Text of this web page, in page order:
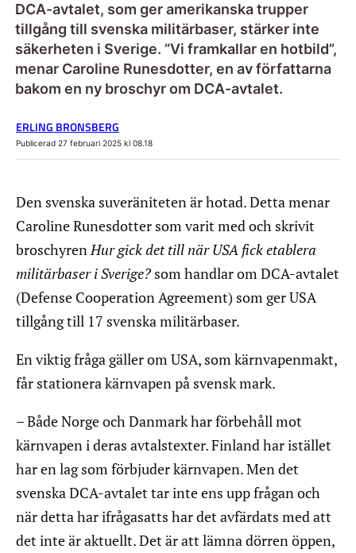
DCA-avtalet, som ger amerikanska trupper
tillgång till svenska militärbaser, stärker inte
säkerheten i Sverige. ”Vi framkallar en hotbild”,
menar Caroline Runesdotter, en av författarna
bakom en ny broschyr om DCA-avtalet.
ERLING BRONSBERG
Publicerad 27 februari 2025 kl 08.18
Den svenska suveräniteten är hotad. Detta menar
Caroline Runesdotter som varit med och skrivit
broschyren Hur gick det till när USA fick etablera
militärbaser i Sverige? som handlar om DCA-avtalet
(Defense Cooperation Agreement) som ger USA
tillgång till 17 svenska militärbaser.
En viktig fråga gäller om USA, som kärnvapenmakt,
får stationera kärnvapen på svensk mark.
– Både Norge och Danmark har förbehåll mot
kärnvapen i deras avtalstexter. Finland har istället
har en lag som förbjuder kärnvapen. Men det
svenska DCA-avtalet tar inte ens upp frågan och
när detta har ifrågasatts har det avfärdats med att
det inte är aktuellt. Det är att lämna dörren öppen,